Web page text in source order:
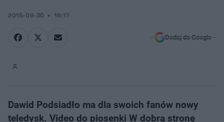
2015-09-30 18:17
Dodaj do Google
Dawid Podsiadło ma dla swoich fanów nowy
teledysk. Video do piosenki W dobrą stronę